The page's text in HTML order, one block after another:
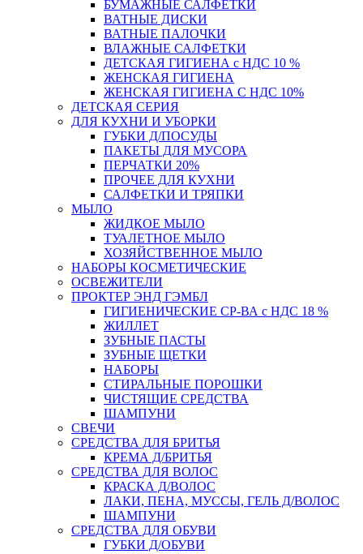
БУМАЖНЫЕ САЛФЕТКИ
ВАТНЫЕ ДИСКИ
ВАТНЫЕ ПАЛОЧКИ
ВЛАЖНЫЕ САЛФЕТКИ
ДЕТСКАЯ ГИГИЕНА с НДС 10 %
ЖЕНСКАЯ ГИГИЕНА
ЖЕНСКАЯ ГИГИЕНА С НДС 10%
ДЕТСКАЯ СЕРИЯ
ДЛЯ КУХНИ И УБОРКИ
ГУБКИ Д/ПОСУДЫ
ПАКЕТЫ ДЛЯ МУСОРА
ПЕРЧАТКИ 20%
ПРОЧЕЕ ДЛЯ КУХНИ
САЛФЕТКИ И ТРЯПКИ
МЫЛО
ЖИДКОЕ МЫЛО
ТУАЛЕТНОЕ МЫЛО
ХОЗЯЙСТВЕННОЕ МЫЛО
НАБОРЫ КОСМЕТИЧЕСКИЕ
ОСВЕЖИТЕЛИ
ПРОКТЕР ЭНД ГЭМБЛ
ГИГИЕНИЧЕСКИЕ СР-ВА с НДС 18 %
ЖИЛЛЕТ
ЗУБНЫЕ ПАСТЫ
ЗУБНЫЕ ЩЕТКИ
НАБОРЫ
СТИРАЛЬНЫЕ ПОРОШКИ
ЧИСТЯЩИЕ СРЕДСТВА
ШАМПУНИ
СВЕЧИ
СРЕДСТВА ДЛЯ БРИТЬЯ
КРЕМА Д/БРИТЬЯ
СРЕДСТВА ДЛЯ ВОЛОС
КРАСКА Д/ВОЛОС
ЛАКИ, ПЕНА, МУССЫ, ГЕЛЬ Д/ВОЛОС
ШАМПУНИ
СРЕДСТВА ДЛЯ ОБУВИ
ГУБКИ Д/ОБУВИ